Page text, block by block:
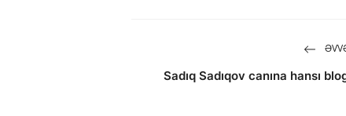
Sadıq Sadıqov canına hansı